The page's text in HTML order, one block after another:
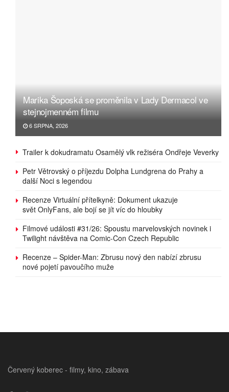
Marika Šoposká se proměnila v Lady Dermacol ve
stejnojmenném filmu
6 SRPNA, 2026
Trailer k dokudramatu Osamělý vlk režiséra Ondřeje Veverky
Petr Větrovský o příjezdu Dolpha Lundgrena do Prahy a
další Noci s legendou
Recenze Virtuální přítelkyně: Dokument ukazuje
svět OnlyFans, ale bojí se jít víc do hloubky
Filmové události #31/26: Spoustu marvelovských novinek i
Twilight návštěva na Comic-Con Czech Republic
Recenze – Spider-Man: Zbrusu nový den nabízí zbrusu
nové pojetí pavoučího muže
Červený koberec - filmy, kino, zábava